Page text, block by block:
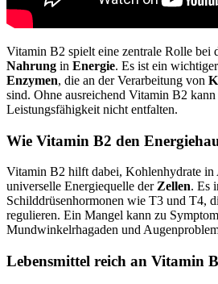
Vitamin B2 spielt eine zentrale Rolle bei
Nahrung in Energie. Es ist ein
Enzymen, die an der Verarbeitung von
sind. Ohne ausreichend Vitamin B2
Leistungsfähigkeit nicht entfalten.
Wie Vitamin B2 den
Vitamin B2 hilft dabei, Kohlenhydrate in
universelle Energiequelle der Zellen. Es
Schilddrüsenhormonen wie T3 und T4,
regulieren. Ein Mangel kann zu
Mundwinkelrhagaden und
Lebensmittel reich an Vitamin